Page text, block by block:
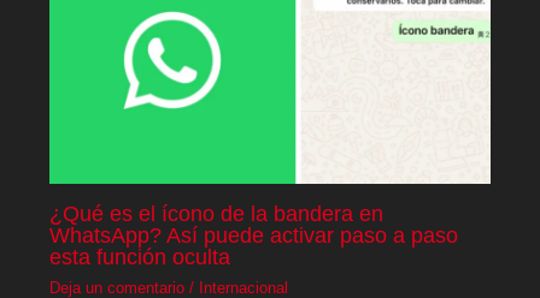
¿Qué es el ícono de la bandera en
WhatsApp? Así puede activar paso a paso
esta función oculta
Deja un comentario / Internacional